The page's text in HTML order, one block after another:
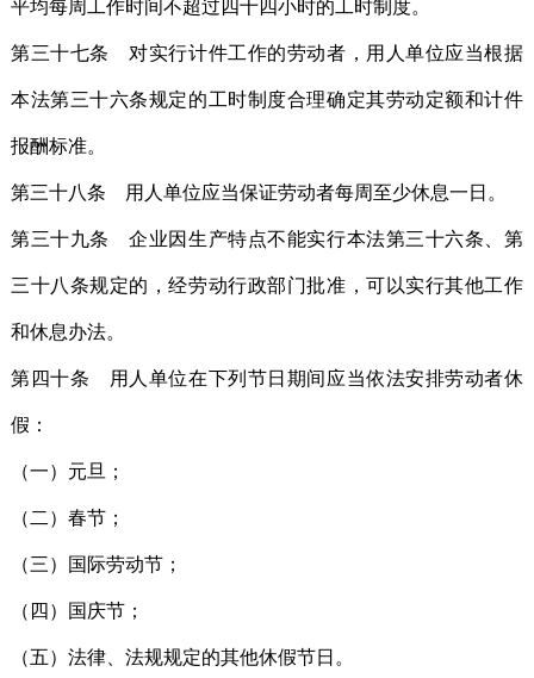
平均每周工作时间不超过四十四小时的工时制度。
第三十七条 对实行计件工作的劳动者，用人单位应当根据
本法第三十六条规定的工时制度合理确定其劳动定额和计件
报酬标准。
第三十八条 用人单位应当保证劳动者每周至少休息一日。
第三十九条 企业因生产特点不能实行本法第三十六条、第
三十八条规定的，经劳动行政部门批准，可以实行其他工作
和休息办法。
第四十条 用人单位在下列节日期间应当依法安排劳动者休
假：
（一）元旦；
（二）春节；
（三）国际劳动节；
（四）国庆节；
（五）法律、法规规定的其他休假节日。